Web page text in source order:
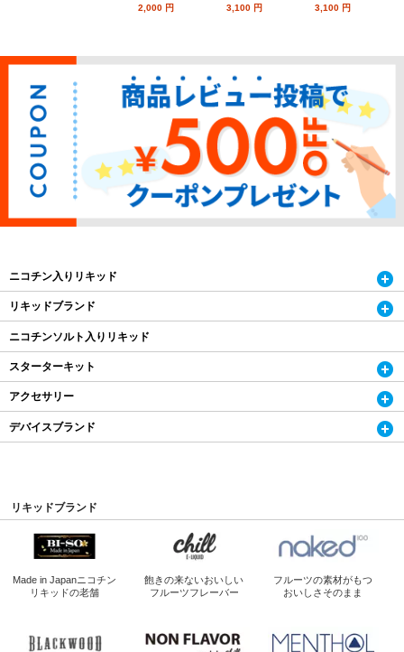
2,000 円 3,100 円 3,100 円
ニコチン入りリキッド
リキッドブランド
ニコチンソルト入りリキッド
スターターキット
アクセサリー
デバイスブランド
リキッドブランド
Made in Japanニコチン
リキッドの老舗
飽きの来ないおいしい
フルーツフレーバー
フルーツの素材がもつ
おいしさそのまま